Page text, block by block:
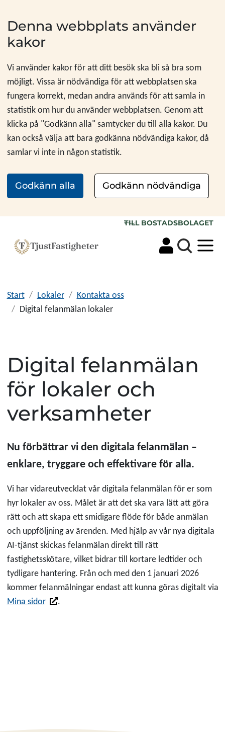
Denna webbplats använder
kakor
Vi använder kakor för att ditt besök ska bli så bra som
möjligt. Vissa är nödvändiga för att webbplatsen ska
fungera korrekt, medan andra används för att samla in
statistik om hur du använder webbplatsen. Genom att
klicka på "Godkänn alla" samtycker du till alla kakor. Du
kan också välja att bara godkänna nödvändiga kakor, då
samlar vi inte in någon statistik.
Godkänn alla Godkänn nödvändiga
GÅ TILLBAKA
TILL BOSTADSBOLAGET
Sök
Start Lokaler
Kontakta oss
Digital felanmälan lokaler
Digital felanmälan
för lokaler och
verksamheter
Nu förbättrar vi den digitala felanmälan –
enklare, tryggare och effektivare för alla.
Vi har vidareutvecklat vår digitala felanmälan för er som
hyr lokaler av oss. Målet är att det ska vara lätt att göra
rätt och att skapa ett smidigare flöde för både anmälan
och uppföljning av ärenden. Med hjälp av vår nya digitala
AI-tjänst skickas felanmälan direkt till rätt
fastighetsskötare, vilket bidrar till kortare ledtider och
tydligare hantering. Från och med den 1 januari 2026
kommer felanmälningar endast att kunna göras digitalt via
Mina sidorLänk till annan webbplats
.